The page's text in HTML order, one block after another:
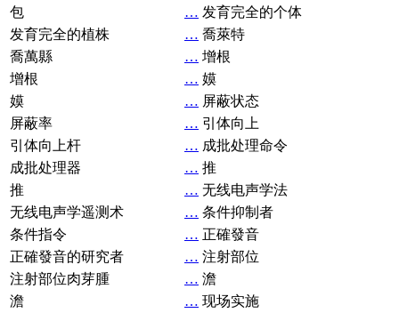
包
… 发育完全的个体
发育完全的植株
… 喬萊特
喬萬縣
… 增根
增根
… 嫫
嫫
… 屏蔽状态
屏蔽率
… 引体向上
引体向上杆
… 成批处理命令
成批处理器
… 推
推
… 无线电声学法
无线电声学遥测术
… 条件抑制者
条件指令
… 正確發音
正確發音的研究者
… 注射部位
注射部位肉芽腫
… 澹
澹
… 现场实施